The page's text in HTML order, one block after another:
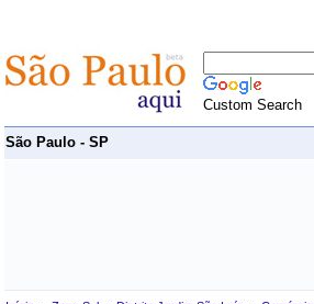
Custom Search
São Paulo - SP